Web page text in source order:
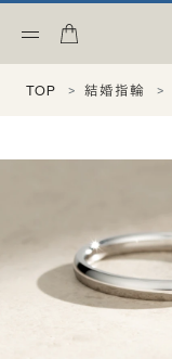
TOP 結婚指輪